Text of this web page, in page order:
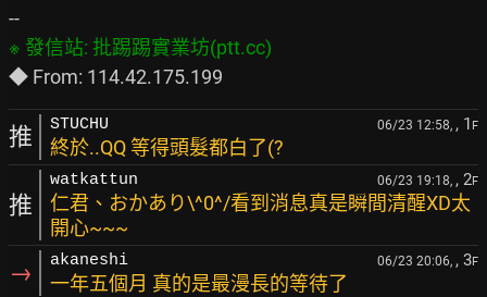
推 STUCHU 06/23 12:58, , 1 F
終於..QQ 等得頭髮都白了(?
推
watkattun 06/23 19:18, , 2F
仁君、おかあり\^0^/看到消息真是瞬間清醒XD太
開心~~~
→ akaneshi 06/23 20:06, , 3F
一年五個月 真的是最漫長的等待了